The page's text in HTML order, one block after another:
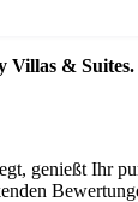
Villas & Suites.
genießt Ihr